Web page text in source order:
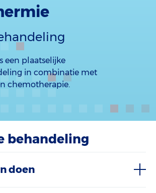
een plaatselijke
in combinatie met
chemotherapie.
behandeling
doen